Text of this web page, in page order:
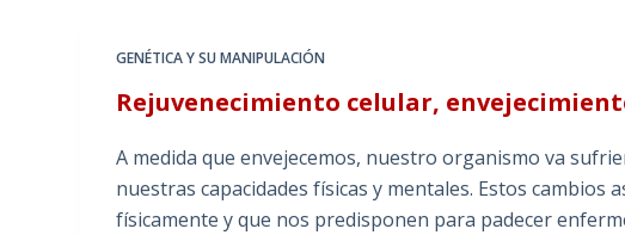
GENÉTICA Y SU MANIPULACIÓN
Rejuvenecimiento celular,
A medida que envejecemos, nuestro organismo va
nuestras capacidades físicas y mentales. Estos cambios
físicamente y que nos predisponen para padecer